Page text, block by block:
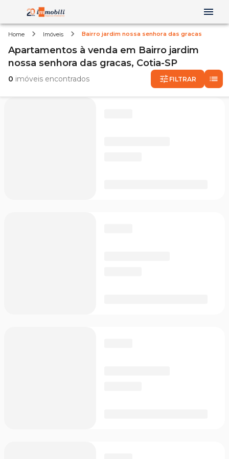
Home Imóveis Bairro jardim nossa senhora das gracas
Apartamentos à venda em Bairro jardim
nossa senhora das gracas, Cotia-SP
0 imóveis encontrados FILTRAR